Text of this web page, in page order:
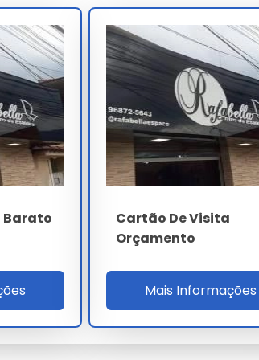
1:1 substrato final com todos
2, laudo FSC CoC, alinhamento
setup 30 min primeira arte multi-
14001, ISO 12647-2, G7 Calibration,
15 dias custom e qualidade
recompra e 28% brand advocacy
Couché 300g alvura 92% FSC
stamp UV relevo soft-touch
Thank you nominal + QR NPS
Barato
Cartão De Visita
Orçamento
Mais Informações